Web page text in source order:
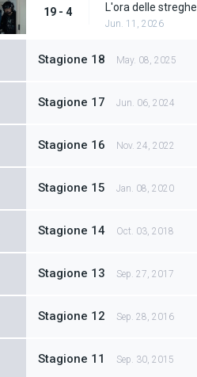
19 - 4 L'ora delle streghe
Jun. 11, 2026
Stagione 18 May. 08, 2025
Stagione 17 Jun. 06, 2024
Stagione 16 Nov. 24, 2022
Stagione 15 Jan. 08, 2020
Stagione 14 Oct. 03, 2018
Stagione 13 Sep. 27, 2017
Stagione 12 Sep. 28, 2016
Stagione 11 Sep. 30, 2015